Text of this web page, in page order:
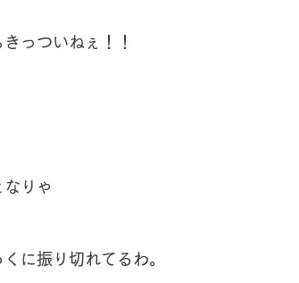
きっついねぇ！！
なりゃ
くに振り切れてるわ。